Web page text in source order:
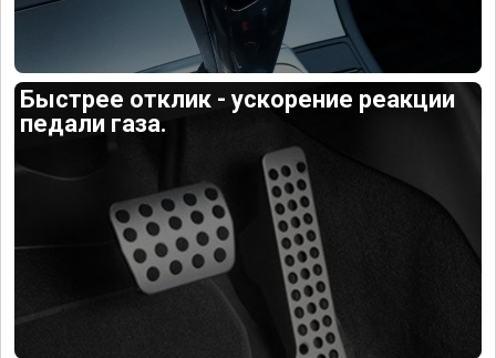
Быстрее отклик - ускорение реакции
педали газа.